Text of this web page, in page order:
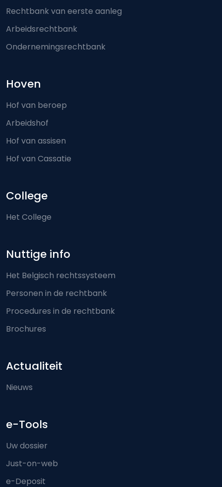
Rechtbank van eerste aanleg
Arbeidsrechtbank
Ondernemingsrechtbank
Hoven
Hof van beroep
Arbeidshof
Hof van assisen
Hof van Cassatie
College
Het College
Nuttige info
Het Belgisch rechtssysteem
Personen in de rechtbank
Procedures in de rechtbank
Brochures
Actualiteit
Nieuws
e-Tools
Uw dossier
Just-on-web
e-Deposit